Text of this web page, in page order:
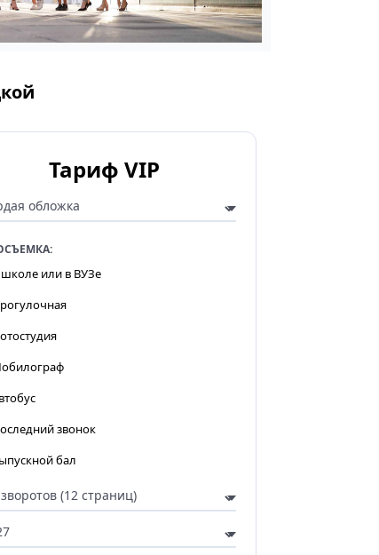
Тариф VIP
или в ВУЗе
звонок
бал